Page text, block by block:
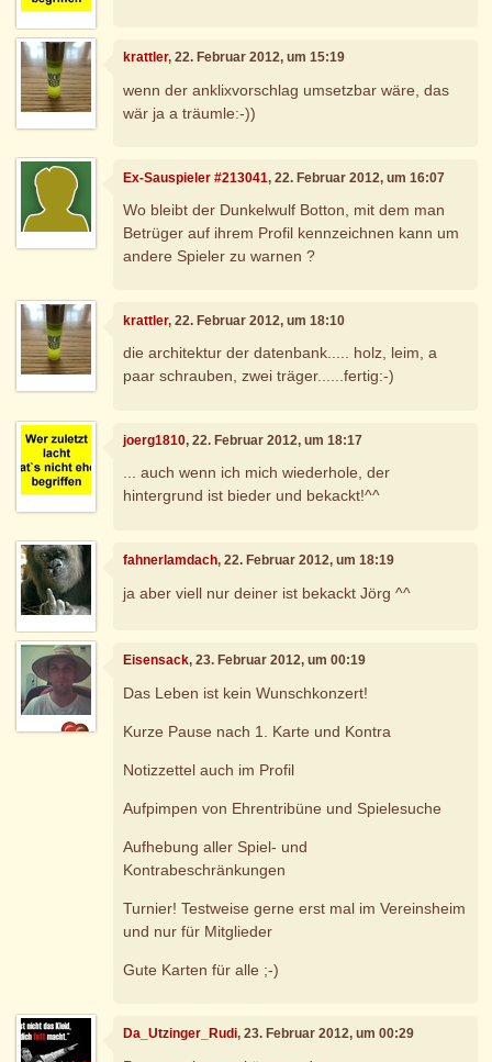
krattler, 22. Februar 2012, um 15:19
wenn der anklixvorschlag umsetzbar wäre, das
wär ja a träumle:-))
Ex-Sauspieler #213041, 22. Februar 2012, um 16:07
Wo bleibt der Dunkelwulf Botton, mit dem man
Betrüger auf ihrem Profil kennzeichnen kann um
andere Spieler zu warnen ?
krattler, 22. Februar 2012, um 18:10
die architektur der datenbank..... holz, leim, a
paar schrauben, zwei träger......fertig:-)
joerg1810, 22. Februar 2012, um 18:17
... auch wenn ich mich wiederhole, der
hintergrund ist bieder und bekackt!^^
fahnerlamdach, 22. Februar 2012, um 18:19
ja aber viell nur deiner ist bekackt Jörg ^^
Eisensack, 23. Februar 2012, um 00:19
Das Leben ist kein Wunschkonzert!
Kurze Pause nach 1. Karte und Kontra
Notizzettel auch im Profil
Aufpimpen von Ehrentribüne und Spielesuche
Aufhebung aller Spiel- und
Kontrabeschränkungen
Turnier! Testweise gerne erst mal im Vereinsheim
und nur für Mitglieder
Gute Karten für alle ;-)
Da_Utzinger_Rudi, 23. Februar 2012, um 00:29